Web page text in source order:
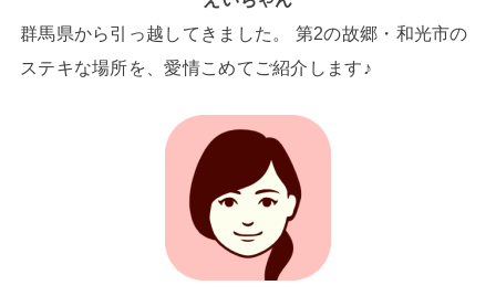
群馬県から引っ越してきました。 第2の故郷・和光市の
ステキな場所を、愛情こめてご紹介します♪